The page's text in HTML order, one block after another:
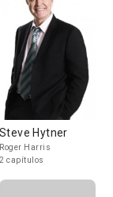
Steve Hytner
Roger Harris
2 capítulos